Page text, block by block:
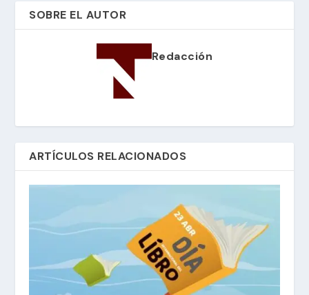
SOBRE EL AUTOR
Redacción
ARTÍCULOS RELACIONADOS